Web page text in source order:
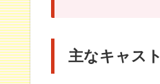
主なキャスト